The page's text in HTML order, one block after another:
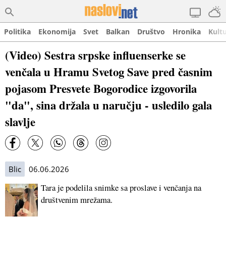
Politika Ekonomija Svet Balkan Društvo Hronika
(Video) Sestra srpske influenserke se
venčala u Hramu Svetog Save pred časnim
pojasom Presvete Bogorodice izgovorila
"da", sina držala u naručju - usledilo gala
slavlje
Blic 06.06.2026
Tara je podelila snimke sa proslave i venčanja na
društvenim mrežama.